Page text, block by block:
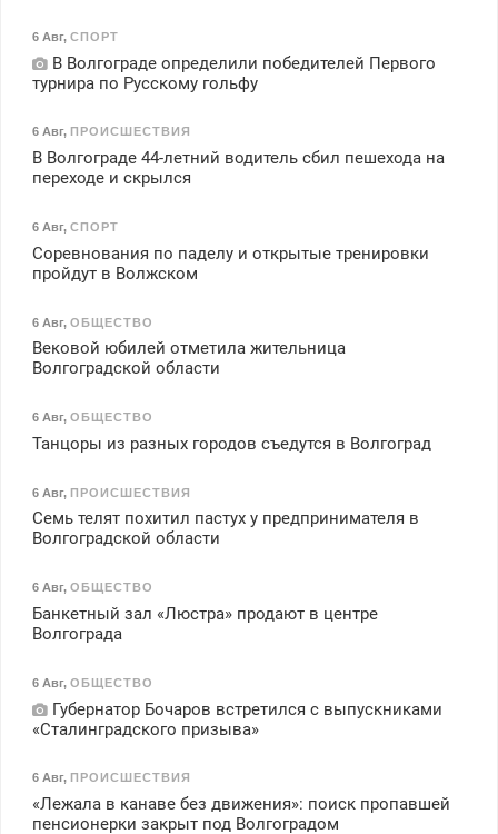
6 Авг, СПОРТ
В Волгограде определили победителей Первого
турнира по Русскому гольфу
6 Авг, ПРОИСШЕСТВИЯ
В Волгограде 44-летний водитель сбил пешехода на
переходе и скрылся
6 Авг, СПОРТ
Соревнования по паделу и открытые тренировки
пройдут в Волжском
6 Авг, ОБЩЕСТВО
Вековой юбилей отметила жительница
Волгоградской области
6 Авг, ОБЩЕСТВО
Танцоры из разных городов съедутся в Волгоград
6 Авг, ПРОИСШЕСТВИЯ
Семь телят похитил пастух у предпринимателя в
Волгоградской области
6 Авг, ОБЩЕСТВО
Банкетный зал «Люстра» продают в центре
Волгограда
6 Авг, ОБЩЕСТВО
Губернатор Бочаров встретился с выпускниками
«Сталинградского призыва»
6 Авг, ПРОИСШЕСТВИЯ
«Лежала в канаве без движения»: поиск пропавшей
пенсионерки закрыт под Волгоградом